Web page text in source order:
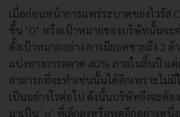
เมื่อก่อนหน้าการแพร่ระบาดของไวรัส
ขึ้น ‘O’ หรือเป้าหมายของบริษัทนั้นจะ
ตั้งเป้าหมายอย่าง การมียอดขายถึง 2
แบ่งทางการตลาด 40% ภายในสิ้นปี แ
สามารถที่จะทำเช่นนั้นได้อีกเพราะไม่มี
เป็นอย่างไรต่อไป ดังนั้นบริษัทจึงจะต้อ
มาเป็น ‘o’ ที่เล็กลงหรือพูดอีกอย่างหนึ่